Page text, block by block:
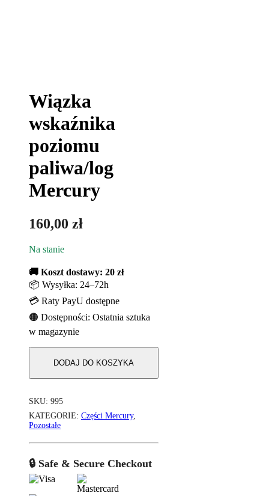
Wiązka
wskaźnika
poziomu
paliwa/log
Mercury
160,00 zł
Na stanie
🚚 Koszt dostawy: 20 zł
📦 Wysyłka: 24–72h
💳 Raty PayU dostępne
🟠 Dostępności: Ostatnia sztuka
w magazynie
DODAJ DO KOSZYKA
SKU: 995
KATEGORIE: Części Mercury,
Pozostałe
🔒 Safe & Secure Checkout